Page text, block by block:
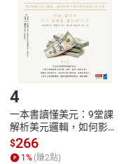
貨。
號，下載書籍後看書
4
一本書讀懂美元：9堂課
解析美元邏輯，如何影響
全球經濟和每個人的投資
【電子書】
$266
1% (賺2點)